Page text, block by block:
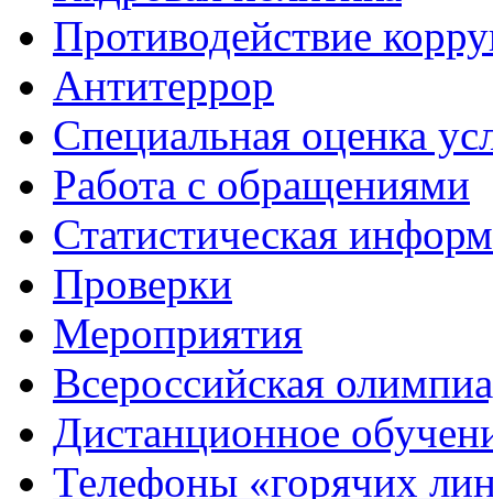
Противодействие
Антитеррор
Специальная оценка
Работа с обращениями
Статистическая
Проверки
Мероприятия
Всероссийская
Дистанционное
Телефоны «горячих